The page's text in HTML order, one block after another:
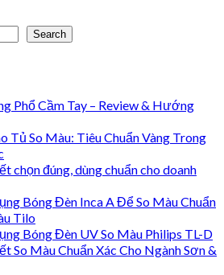
Search
Phổ Cầm Tay – Review & Hướng
Tủ So Màu: Tiêu Chuẩn Vàng Trong
chọn đúng, dùng chuẩn cho doanh
Bóng Đèn Inca A Để So Màu Chuẩn
Tilo
Bóng Đèn UV So Màu Philips TL-D
So Màu Chuẩn Xác Cho Ngành Sơn &